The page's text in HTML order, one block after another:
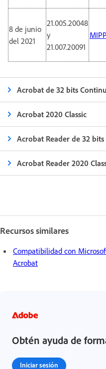
8 de junio
del 2021
21.005.20048
y
21.007.20091
Acrobat de 32 bits
Acrobat 2020 Classic
Acrobat Reader de 32
Acrobat Reader 2020
Recursos similares
Compatibilidad con
Acrobat
Obtén ayuda de
Iniciar sesión